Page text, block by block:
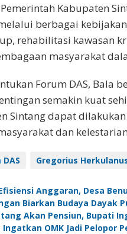
Kabupaten
berbagai
rehabilitasi kawasan
masyarakat
Forum DAS, Bala
semakin kuat
Sintang dapat
dan
Gregorius
Anggaran, Desa
Biarkan Budaya Dayak
Akan Pensiun, Bupati
Ingatkan OMK Jadi Pelopor